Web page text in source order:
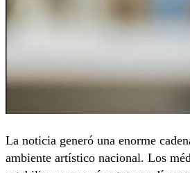
La noticia generó una enorme
ambiente artístico nacional. Los